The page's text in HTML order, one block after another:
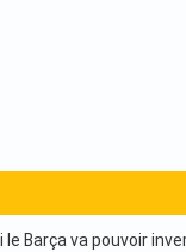
le Barça va pouvoir